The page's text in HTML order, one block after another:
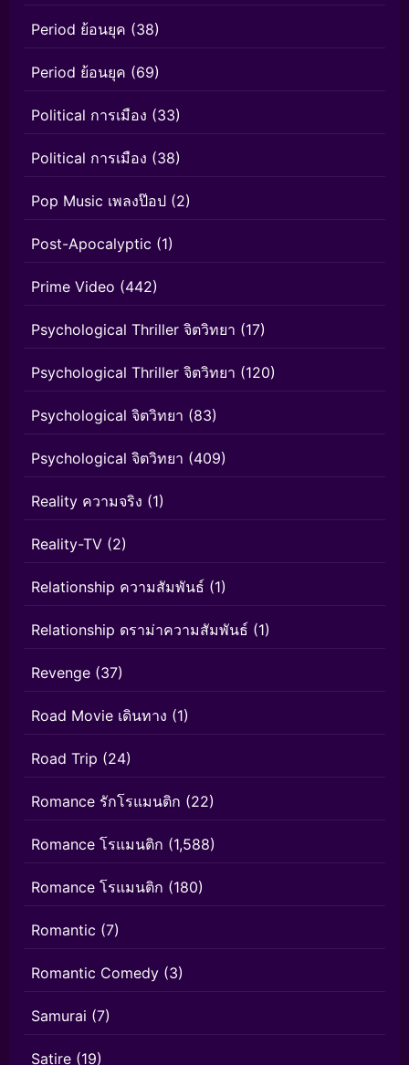
Period ย้อนยุค (38)
Period ย้อนยุค (69)
Political การเมือง (33)
Political การเมือง (38)
Pop Music เพลงป๊อป (2)
Post-Apocalyptic (1)
Prime Video (442)
Psychological Thriller จิตวิทยา (17)
Psychological Thriller จิตวิทยา (120)
Psychological จิตวิทยา (83)
Psychological จิตวิทยา (409)
Reality ความจริง (1)
Reality-TV (2)
Relationship ความสัมพันธ์ (1)
Relationship ดราม่าความสัมพันธ์ (1)
Revenge (37)
Road Movie เดินทาง (1)
Road Trip (24)
Romance รักโรแมนติก (22)
Romance โรแมนติก (1,588)
Romance โรแมนติก (180)
Romantic (7)
Romantic Comedy (3)
Samurai (7)
Satire (19)